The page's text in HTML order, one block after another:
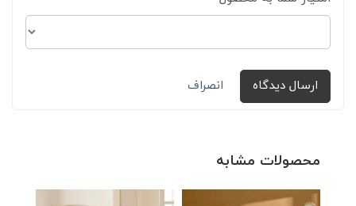
ارسال دیدگاه انصراف
محصولات مشابه